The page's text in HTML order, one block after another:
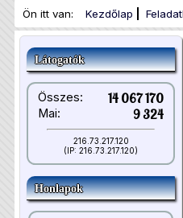
Ön itt van: Kezdőlap
Látogatók
Összes: 14 067 170
Mai: 9 324
216.73.217.120
(IP: 216.73.217.120)
Honlapok